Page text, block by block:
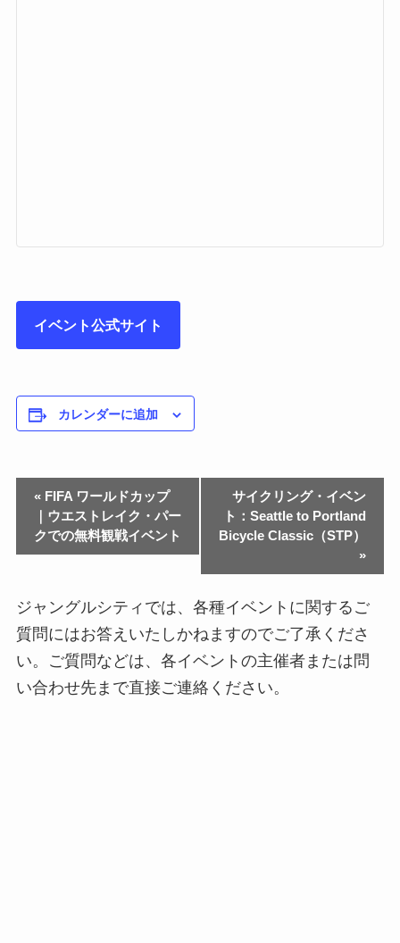
イベント公式サイト
カレンダーに追加
«FIFA ワールドカップ
｜ウエストレイク・パー
クでの無料観戦イベント
サイクリング・イベン
ト：Seattle to Portland
Bicycle Classic（STP）
»
ジャングルシティでは、各種イベントに関するご
質問にはお答えいたしかねますのでご了承くださ
い。ご質問などは、各イベントの主催者または問
い合わせ先まで直接ご連絡ください。